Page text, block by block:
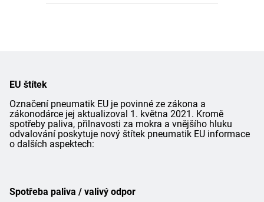
EU štítek
Označení pneumatik EU je povinné ze zákona a
zákonodárce jej aktualizoval 1. května 2021. Kromě
spotřeby paliva, přilnavosti za mokra a vnějšího hluku
odvalování poskytuje nový štítek pneumatik EU informace
o dalších aspektech:
Spotřeba paliva / valivý odpor